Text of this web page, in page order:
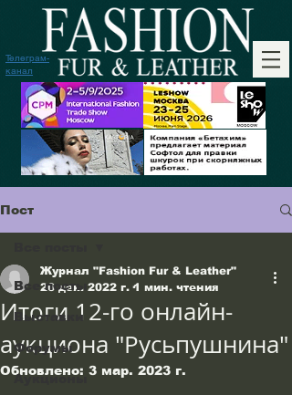
Телеграм-
канал
Пост
Все посты
Выставки
Форумы
Аукционы
Итоги 12-го онлайн-
аукциона "Русьпушнина"
Журнал "Fashion Fur & Leather"
26 дек. 2022 г. 1 мин. чтения
Обновлено: 3 мар. 2023 г.